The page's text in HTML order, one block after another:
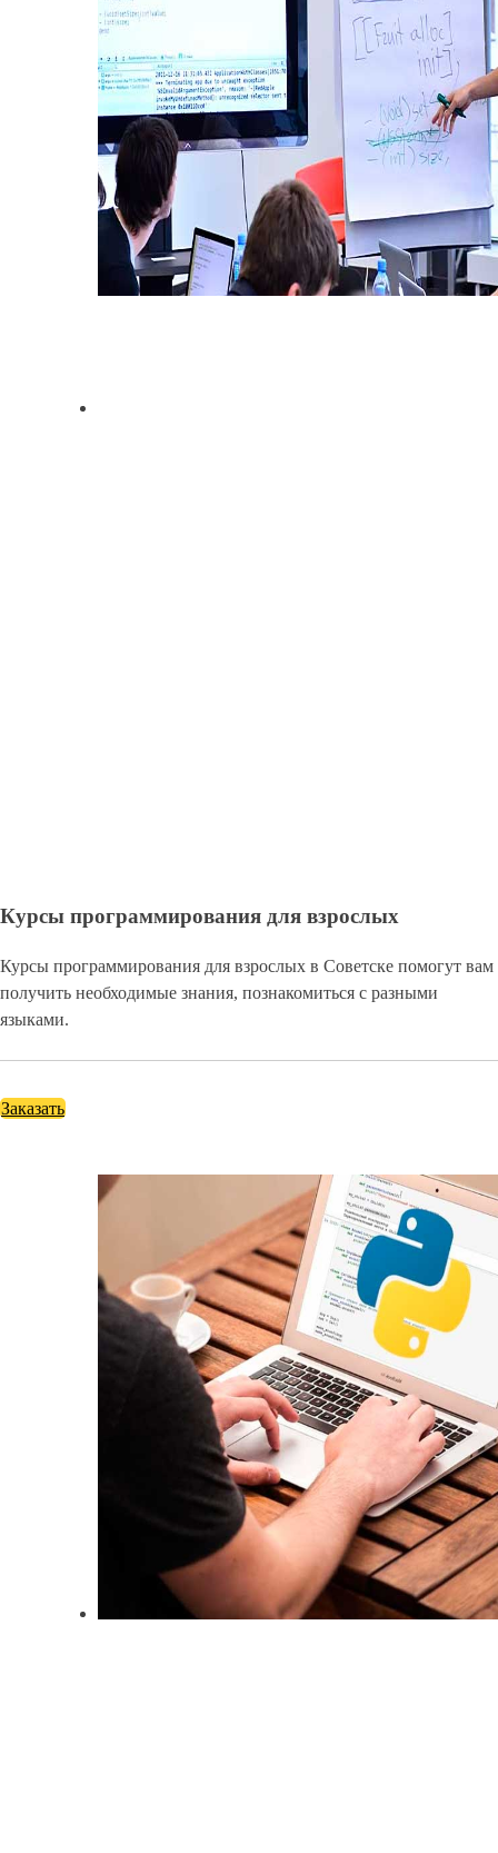
Курсы программирования для взрослых
Курсы программирования для взрослых в Советске помогут вам
получить необходимые знания, познакомиться с разными
языками.
Заказать